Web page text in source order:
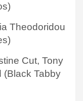
Theodoridou
Cut, Tony
(Black Tabby